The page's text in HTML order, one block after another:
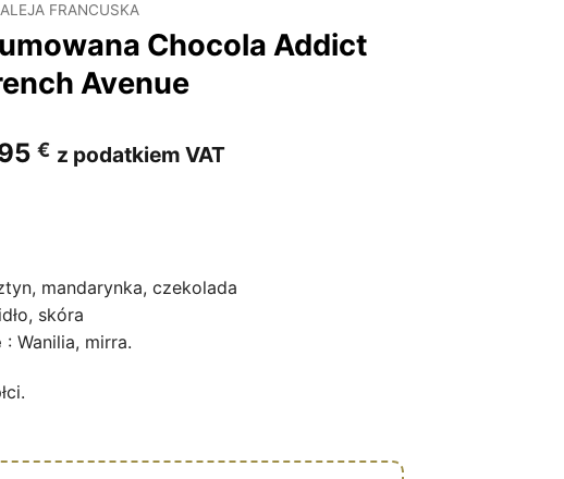
ALEJA FRANCUSKA
Chocola Addict
Avenue
€.
€Aktualna
z podatkiem VAT
mandarynka, czekolada
skóra
: Wanilia, mirra.